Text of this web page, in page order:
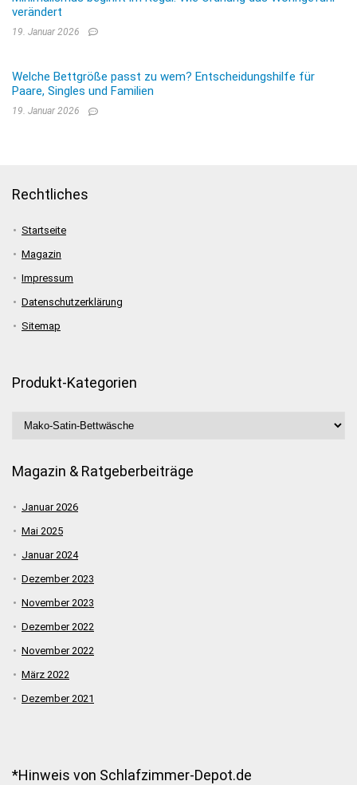
verändert
19. Januar 2026
Welche Bettgröße passt zu wem? Entscheidungshilfe für
Paare, Singles und Familien
19. Januar 2026
Rechtliches
Startseite
Magazin
Impressum
Datenschutzerklärung
Sitemap
Produkt-Kategorien
Magazin & Ratgeberbeiträge
Januar 2026
Mai 2025
Januar 2024
Dezember 2023
November 2023
Dezember 2022
November 2022
März 2022
Dezember 2021
*Hinweis von Schlafzimmer-Depot.de